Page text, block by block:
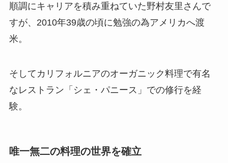
順調にキャリアを積み重ねていた野村友里さんで
すが、2010年39歳の頃に勉強の為アメリカへ渡
米。
そしてカリフォルニアのオーガニック料理で有名
なレストラン「シェ・パニース」での修行を経
験。
唯一無二の料理の世界を確立